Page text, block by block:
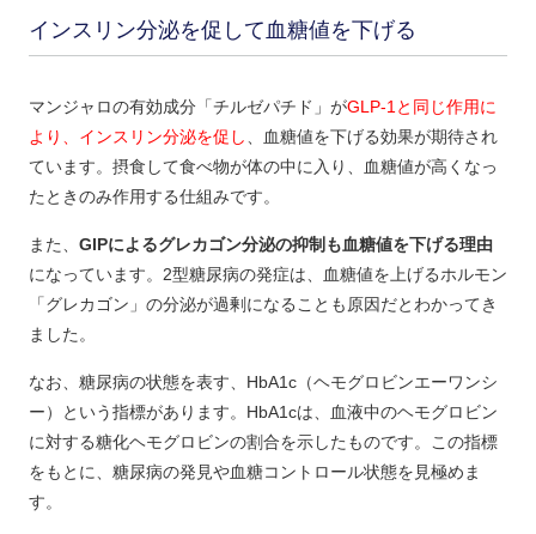
インスリン分泌を促して血糖値を下げる
マンジャロの有効成分「チルゼパチド」がGLP-1と同じ作用に
より、インスリン分泌を促し
、血糖値を下げる効果が期待され
ています。摂食して食べ物が体の中に入り、血糖値が高くなっ
たときのみ作用する仕組みです。
また、 GIPによるグレカゴン分泌の抑制も血糖値を下げる理由
になっています。2型糖尿病の発症は、血糖値を上げるホルモン
「グレカゴン」の分泌が過剰になることも原因だとわかってき
ました。
なお、糖尿病の状態を表す、HbA1c（ヘモグロビンエーワンシ
ー）という指標があります。HbA1cは、血液中のヘモグロビン
に対する糖化ヘモグロビンの割合を示したものです。この指標
をもとに、糖尿病の発見や血糖コントロール状態を見極めま
す。